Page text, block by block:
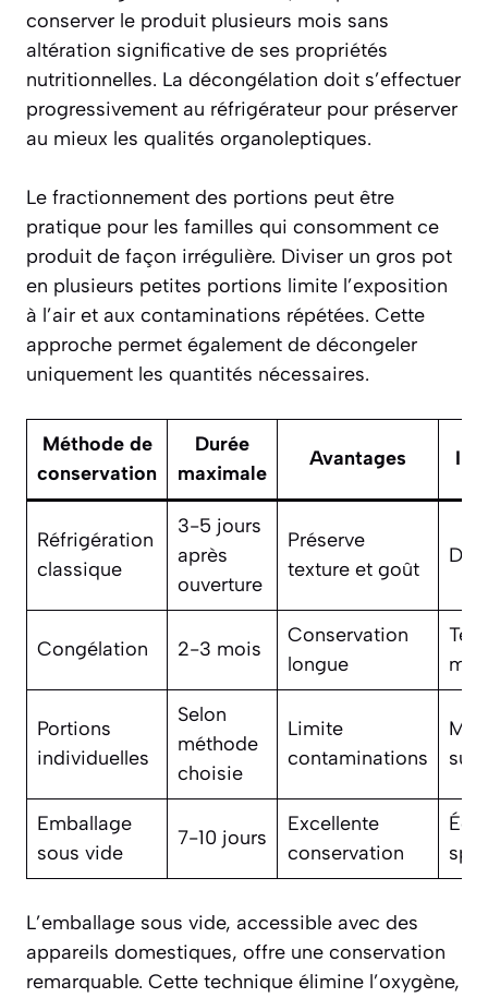
conserver le produit plusieurs mois sans
altération significative de ses propriétés
nutritionnelles. La décongélation doit s’effectuer
progressivement au réfrigérateur pour préserver
au mieux les qualités organoleptiques.
Le fractionnement des portions peut être
pratique pour les familles qui consomment ce
produit de façon irrégulière. Diviser un gros pot
en plusieurs petites portions limite l’exposition
à l’air et aux contaminations répétées. Cette
approche permet également de décongeler
uniquement les quantités nécessaires.
Méthode de
conservation
Durée
maximale
Avantages
Réfrigération
classique
3-5 jours
après
ouverture
Préserve
texture et goût
Congélation 2-3 mois
Conservation
longue
Portions
individuelles
Selon
méthode
choisie
Limite
contaminations
Emballage
sous vide
7-10 jours
Excellente
conservation
L’emballage sous vide, accessible avec des
appareils domestiques, offre une conservation
remarquable. Cette technique élimine l’oxygène,